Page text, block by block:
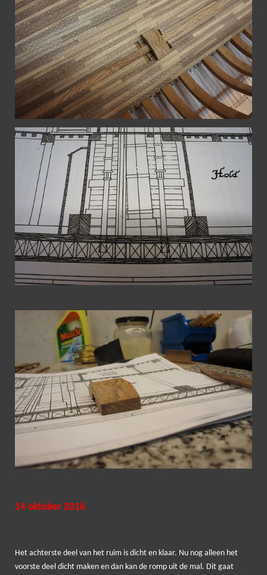
14 oktober 2016
Het achterste deel van het ruim is dicht en klaar. Nu nog alleen het
voorste deel dicht maken en dan kan de romp uit de mal. Dit gaat